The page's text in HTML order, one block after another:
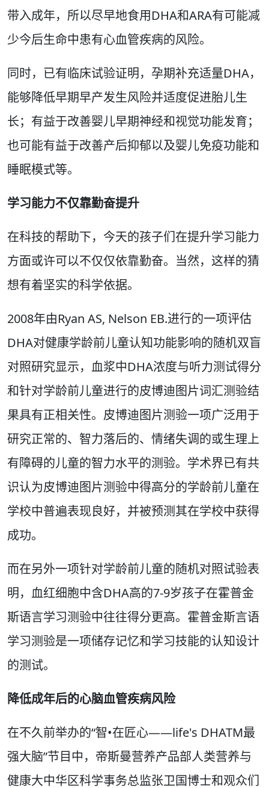
带入成年，所以尽早地食用DHA和ARA有可能减
少今后生命中患有心血管疾病的风险。
同时，已有临床试验证明，孕期补充适量DHA，
能够降低早期早产发生风险并适度促进胎儿生
长；有益于改善婴儿早期神经和视觉功能发育；
也可能有益于改善产后抑郁以及婴儿免疫功能和
睡眠模式等。
学习能力不仅靠勤奋提升
在科技的帮助下，今天的孩子们在提升学习能力
方面或许可以不仅仅依靠勤奋。当然，这样的猜
想有着坚实的科学依据。
2008年由Ryan AS, Nelson EB.进行的一项评估
DHA对健康学龄前儿童认知功能影响的随机双盲
对照研究显示，血浆中DHA浓度与听力测试得分
和针对学龄前儿童进行的皮博迪图片词汇测验结
果具有正相关性。皮博迪图片测验一项广泛用于
研究正常的、智力落后的、情绪失调的或生理上
有障碍的儿童的智力水平的测验。学术界已有共
识认为皮博迪图片测验中得高分的学龄前儿童在
学校中普遍表现良好，并被预测其在学校中获得
成功。
而在另外一项针对学龄前儿童的随机对照试验表
明，血红细胞中含DHA高的7-9岁孩子在霍普金
斯语言学习测验中往往得分更高。霍普金斯言语
学习测验是一项储存记忆和学习技能的认知设计
的测试。
降低成年后的心脑血管疾病风险
在不久前举办的“智•在匠心——life's DHATM最
强大脑”节目中，帝斯曼营养产品部人类营养与
健康大中华区科学事务总监张卫国博士和观众们